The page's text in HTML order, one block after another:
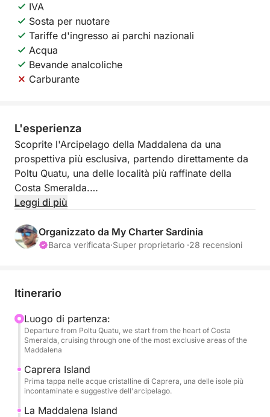
IVA
Sosta per nuotare
Tariffe d'ingresso ai parchi nazionali
Acqua
Bevande analcoliche
Carburante
L'esperienza
Scoprite l'Arcipelago della Maddalena da una
prospettiva più esclusiva, partendo direttamente da
Poltu Quatu, una delle località più raffinate della
Costa Smeralda.
desidera godersi il mare in totale comfort, lontano
dalle rotte affollate e dalle escursioni standard.
cristalline di Caprera, dove la giornata inizierà
più iconiche e mozzafiato della Sardegna.
Da lì, l'itinerario si svilupperà naturalmente,
incontaminate intorno a La Maddalena, adattandosi
sempre alle condizioni del mare e alle vostre
preferenze.
Leggi di più
Organizzato da My Charter Sardinia
Barca verificata·Super proprietario ·28 recensioni
Itinerario
Luogo di partenza:
Departure from Poltu Quatu, we start from the heart of Costa
Smeralda, cruising through one of the most exclusive areas of the
Maddalena
Caprera Island
Prima tappa nelle acque cristalline di Caprera, una delle isole più
incontaminate e suggestive dell'arcipelago.
La Maddalena Island